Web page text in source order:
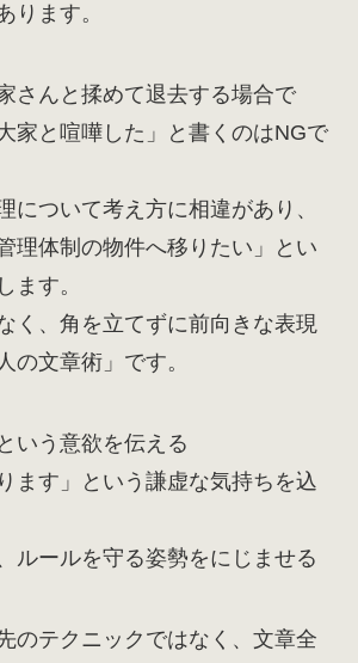
ります。
さんと揉めて退去する場合で
家と喧嘩した」と書くのはNGで
について考え方に相違があり、
理体制の物件へ移りたい」とい
ます。
く、角を立てずに前向きな表現
の文章術」です。
いう意欲を伝える
ます」という謙虚な気持ちを込
ルールを守る姿勢をにじませる
のテクニックではなく、文章全